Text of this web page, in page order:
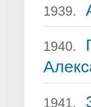
1939.
1940.
1941.